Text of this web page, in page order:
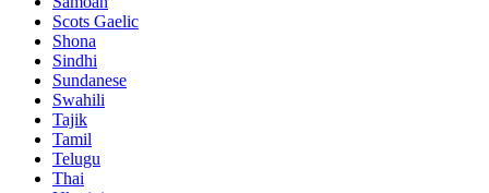
Scots Gaelic
Shona
Sindhi
Sundanese
Swahili
Tajik
Tamil
Telugu
Thai